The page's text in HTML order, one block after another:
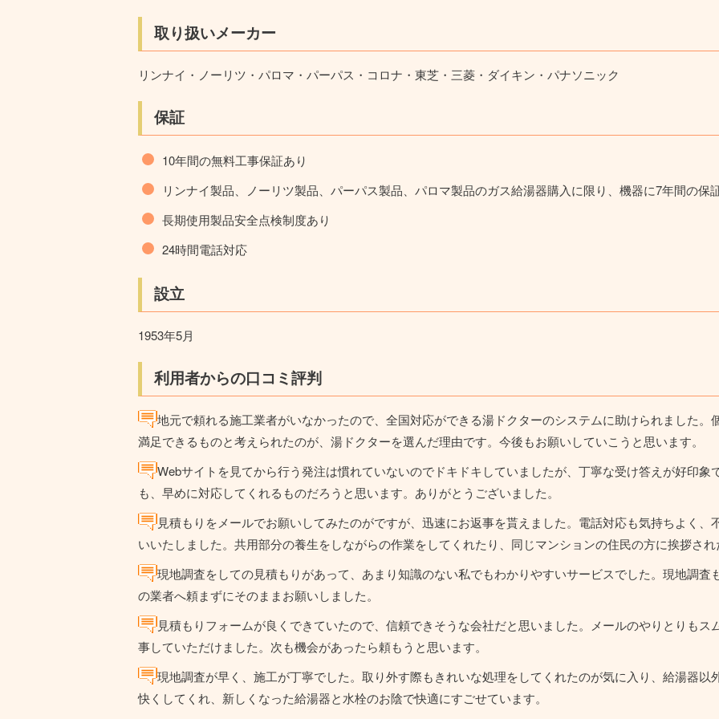
取り扱いメーカー
リンナイ・ノーリツ・パロマ・パーパス・コロナ・東芝・三菱・ダイキン・パナソニック
保証
10年間の無料工事保証あり
リンナイ製品、ノーリツ製品、パーパス製品、パロマ製品のガス給湯器購入に限り、機器に7年間の保
長期使用製品安全点検制度あり
24時間電話対応
設立
1953年5月
利用者からの口コミ評判
地元で頼れる施工業者がいなかったので、全国対応ができる湯ドクターのシステムに助けられました
満足できるものと考えられたのが、湯ドクターを選んだ理由です。今後もお願いしていこうと思います。
Webサイトを見てから行う発注は慣れていないのでドキドキしていましたが、丁寧な受け答えが好印
も、早めに対応してくれるものだろうと思います。ありがとうございました。
見積もりをメールでお願いしてみたのがですが、迅速にお返事を貰えました。電話対応も気持ちよく
いいたしました。共用部分の養生をしながらの作業をしてくれたり、同じマンションの住民の方に挨拶さ
現地調査をしての見積もりがあって、あまり知識のない私でもわかりやすいサービスでした。現地調
の業者へ頼まずにそのままお願いしました。
見積もりフォームが良くできていたので、信頼できそうな会社だと思いました。メールのやりとりも
事していただけました。次も機会があったら頼もうと思います。
現地調査が早く、施工が丁寧でした。取り外す際もきれいな処理をしてくれたのが気に入り、給湯器
快くしてくれ、新しくなった給湯器と水栓のお陰で快適にすごせています。